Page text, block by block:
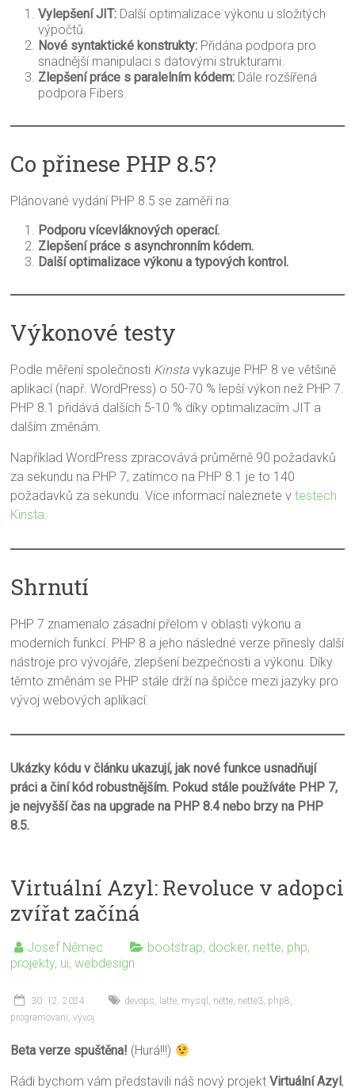
Vylepšení JIT: Další optimalizace výkonu u složitých
výpočtů.
Nové syntaktické konstrukty: Přidána podpora pro
snadnější manipulaci s datovými strukturami.
Zlepšení práce s paralelním kódem: Dále rozšířená
podpora Fibers.
Co přinese PHP 8.5?
Plánované vydání PHP 8.5 se zaměří na:
Podporu vícevláknových operací.
Zlepšení práce s asynchronním kódem.
Další optimalizace výkonu a typových kontrol.
Výkonové testy
Podle měření společnosti Kinsta vykazuje PHP 8 ve většině
aplikací (např. WordPress) o 50-70 % lepší výkon než PHP 7.
PHP 8.1 přidává dalších 5-10 % díky optimalizacím JIT a
dalším změnám.
Například WordPress zpracovává průměrně 90 požadavků
za sekundu na PHP 7, zatímco na PHP 8.1 je to 140
požadavků za sekundu. Více informací naleznete vtestech
Kinsta.
Shrnutí
PHP 7 znamenalo zásadní přelom v oblasti výkonu a
moderních funkcí. PHP 8 a jeho následné verze přinesly další
nástroje pro vývojáře, zlepšení bezpečnosti a výkonu. Díky
těmto změnám se PHP stále drží na špičce mezi jazyky pro
vývoj webových aplikací.
Ukázky kódu v článku ukazují, jak nové funkce usnadňují
práci a činí kód robustnějším. Pokud stále používáte PHP 7,
je nejvyšší čas na upgrade na PHP 8.4 nebo brzy na PHP
8.5.
Virtuální Azyl: Revoluce v adopci
zvířat začíná
Josef Němec bootstrap, docker, nette, php,
projekty, ui,webdesign
30. 12. 2024 devops, latte, mysql , nette, nette3, php8,
programovani,vývoj
Beta verze spuštěna! (Hurá!!!)
Rádi bychom vám představili náš nový projektVirtuální Azyl ,